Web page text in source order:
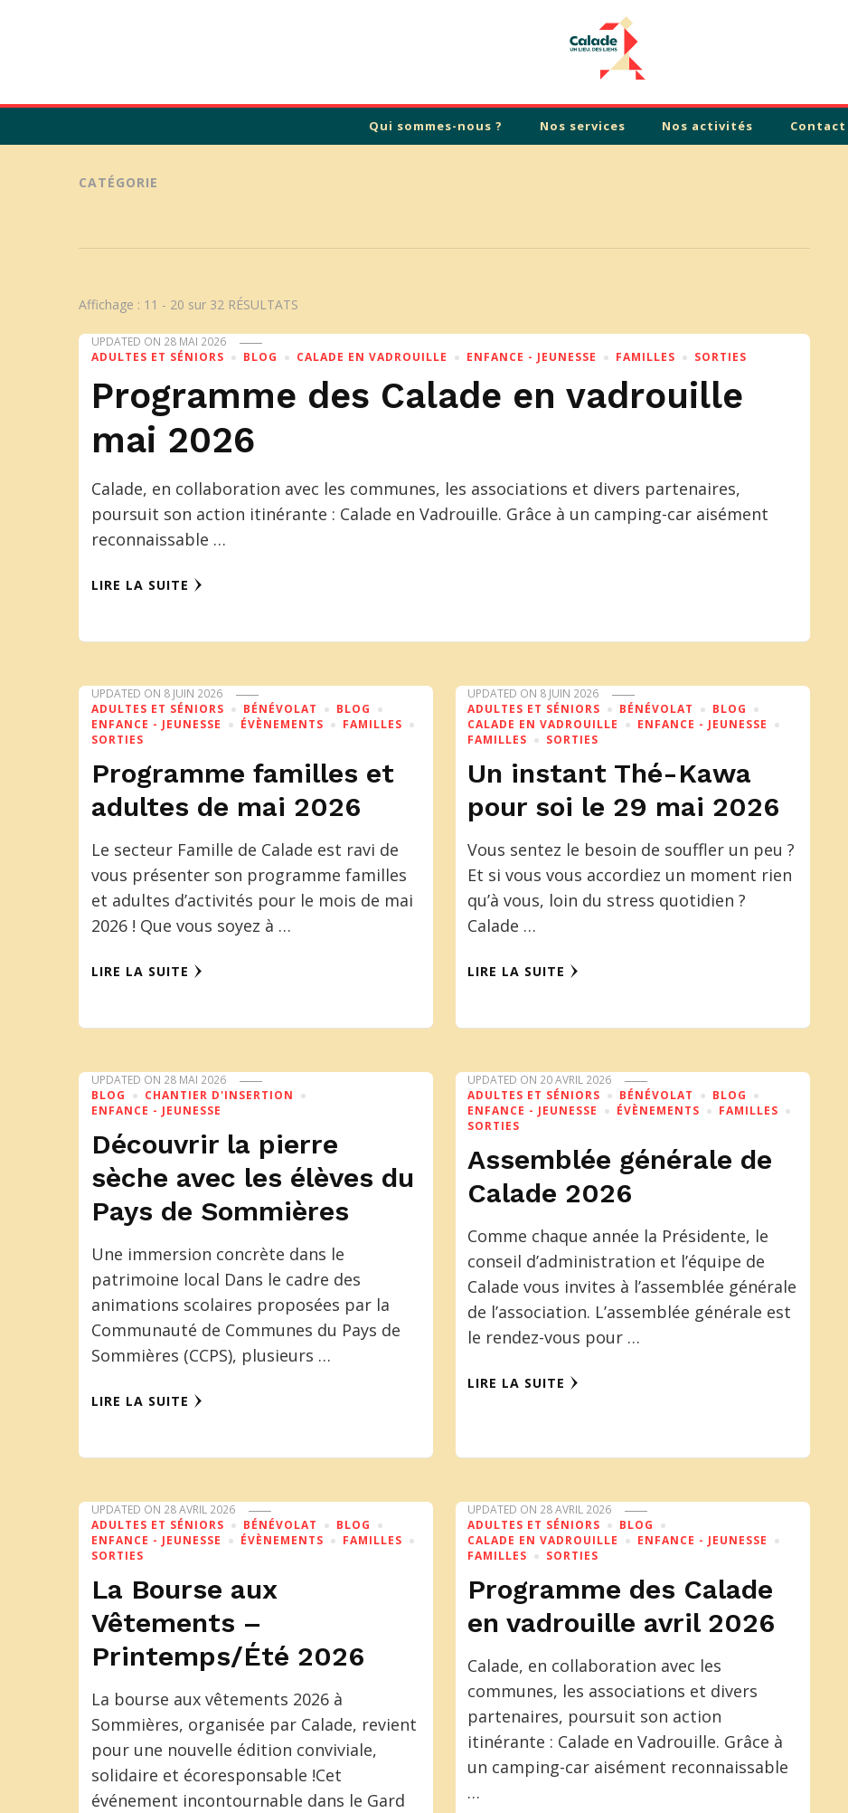
Qui sommes-nous ? Nos services Nos activités Contact
CATÉGORIE
Affichage : 11 - 20 sur 32 RÉSULTATS
UPDATED ON 28 MAI 2026
ADULTES ET SÉNIORS
BLOG CALADE EN VADROUILLE ENFANCE - JEUNESSE FAMILLES SORTIES
Programme des Calade en vadrouille
mai 2026
Calade, en collaboration avec les communes, les associations et divers partenaires,
poursuit son action itinérante : Calade en Vadrouille. Grâce à un camping-car aisément
reconnaissable …
LIRE LA SUITE
UPDATED ON 8 JUIN 2026
ADULTES ET SÉNIORS
BÉNÉVOLAT
BLOG
ENFANCE - JEUNESSE
ÉVÈNEMENTS
FAMILLES
SORTIES
Programme familles et
adultes de mai 2026
Le secteur Famille de Calade est ravi de
vous présenter son programme familles
et adultes d’activités pour le mois de mai
2026 ! Que vous soyez à …
LIRE LA SUITE
UPDATED ON 8 JUIN 2026
ADULTES ET SÉNIORS
BÉNÉVOLAT
BLOG
CALADE EN VADROUILLE
ENFANCE - JEUNESSE
FAMILLES
SORTIES
Un instant Thé-Kawa
pour soi le 29 mai 2026
Vous sentez le besoin de souffler un peu ?
Et si vous vous accordiez un moment rien
qu’à vous, loin du stress quotidien ?
Calade …
LIRE LA SUITE
UPDATED ON 28 MAI 2026
BLOG
CHANTIER D'INSERTION
ENFANCE - JEUNESSE
Découvrir la pierre
sèche avec les élèves du
Pays de Sommières
Une immersion concrète dans le
patrimoine local Dans le cadre des
animations scolaires proposées par la
Communauté de Communes du Pays de
Sommières (CCPS), plusieurs …
LIRE LA SUITE
UPDATED ON 20 AVRIL 2026
ADULTES ET SÉNIORS
BÉNÉVOLAT
BLOG
ENFANCE - JEUNESSE
ÉVÈNEMENTS
FAMILLES
SORTIES
Assemblée générale de
Calade 2026
Comme chaque année la Présidente, le
conseil d’administration et l’équipe de
Calade vous invites à l’assemblée générale
de l’association. L’assemblée générale est
le rendez-vous pour …
LIRE LA SUITE
UPDATED ON 28 AVRIL 2026
ADULTES ET SÉNIORS
BÉNÉVOLAT
BLOG
ENFANCE - JEUNESSE
ÉVÈNEMENTS
FAMILLES
SORTIES
La Bourse aux
Vêtements –
Printemps/Été 2026
La bourse aux vêtements 2026 à
Sommières, organisée par Calade, revient
pour une nouvelle édition conviviale,
solidaire et écoresponsable !Cet
événement incontournable dans le Gard
UPDATED ON 28 AVRIL 2026
ADULTES ET SÉNIORS
BLOG
CALADE EN VADROUILLE
ENFANCE - JEUNESSE
FAMILLES
SORTIES
Programme des Calade
en vadrouille avril 2026
Calade, en collaboration avec les
communes, les associations et divers
partenaires, poursuit son action
itinérante : Calade en Vadrouille. Grâce à
un camping-car aisément reconnaissable
…